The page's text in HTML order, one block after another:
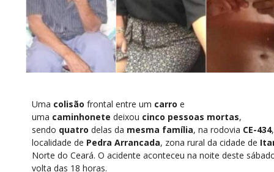
Uma colisão frontal entre um carro e
uma caminhonete deixou cinco pessoas mortas,
sendo quatro delas da mesma família, na rodovia CE-434
localidade de Pedra Arrancada, zona rural da cidade de
Norte do Ceará. O acidente aconteceu na noite deste
volta das 18 horas.